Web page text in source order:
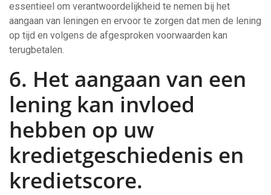
essentieel om verantwoordelijkheid te nemen bij het
aangaan van leningen en ervoor te zorgen dat men de lening
op tijd en volgens de afgesproken voorwaarden kan
terugbetalen.
6. Het aangaan van een
lening kan invloed
hebben op uw
kredietgeschiedenis en
kredietscore.